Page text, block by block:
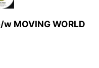
w MOVING WORLD